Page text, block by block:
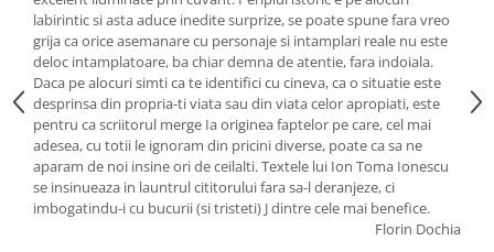
labirintic si asta aduce inedite surprize, se poate spune fara vreo
grija ca orice asemanare cu personaje si intamplari reale nu este
deloc intamplatoare, ba chiar demna de atentie, fara indoiala.
Daca pe alocuri simti ca te identifici cu cineva, ca o situatie este
desprinsa din propria-ti viata sau din viata celor apropiati, este
pentru ca scriitorul merge Ia originea faptelor pe care, cel mai
adesea, cu totii le ignoram din pricini diverse, poate ca sa ne
aparam de noi insine ori de ceilalti. Textele lui Ion Toma Ionescu
se insinueaza in launtrul cititorului fara sa-l deranjeze, ci
imbogatindu-i cu bucurii (si tristeti) J dintre cele mai benefice.
Florin Dochia